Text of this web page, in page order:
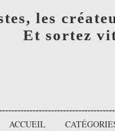
les
Et sortez
ACCUEIL